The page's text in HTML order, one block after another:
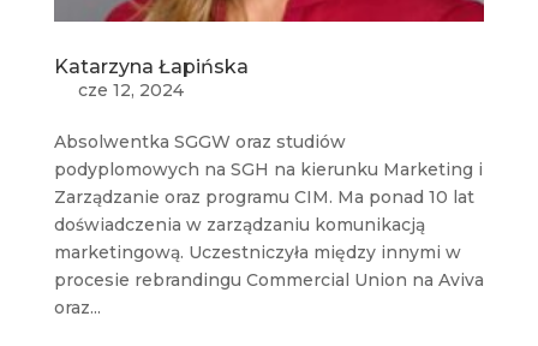
Katarzyna Łapińska
cze 12, 2024
Absolwentka SGGW oraz studiów
podyplomowych na SGH na kierunku Marketing i
Zarządzanie oraz programu CIM. Ma ponad 10 lat
doświadczenia w zarządzaniu komunikacją
marketingową. Uczestniczyła między innymi w
procesie rebrandingu Commercial Union na Aviva
oraz...